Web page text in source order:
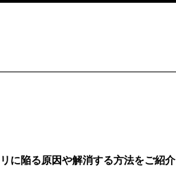
に陥る原因や解消する方法をご紹介